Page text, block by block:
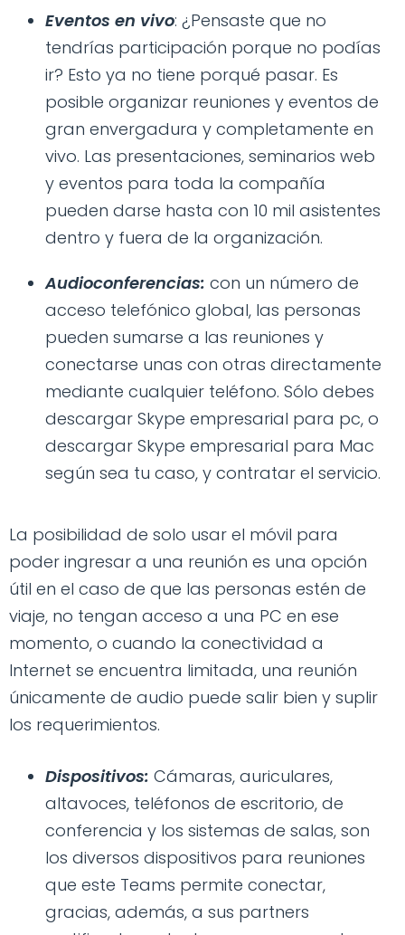
Eventos en vivo: ¿Pensaste que no
tendrías participación porque no podías
ir? Esto ya no tiene porqué pasar. Es
posible organizar reuniones y eventos de
gran envergadura y completamente en
vivo. Las presentaciones, seminarios web
y eventos para toda la compañía
pueden darse hasta con 10 mil asistentes
dentro y fuera de la organización.
Audioconferencias: con un número de
acceso telefónico global, las personas
pueden sumarse a las reuniones y
conectarse unas con otras directamente
mediante cualquier teléfono. Sólo debes
descargar Skype empresarial para pc, o
descargar Skype empresarial para Mac
según sea tu caso, y contratar el servicio.
La posibilidad de solo usar el móvil para
poder ingresar a una reunión es una opción
útil en el caso de que las personas estén de
viaje, no tengan acceso a una PC en ese
momento, o cuando la conectividad a
Internet se encuentra limitada, una reunión
únicamente de audio puede salir bien y suplir
los requerimientos.
Dispositivos: Cámaras, auriculares,
altavoces, teléfonos de escritorio, de
conferencia y los sistemas de salas, son
los diversos dispositivos para reuniones
que este Teams permite conectar,
gracias, además, a sus partners